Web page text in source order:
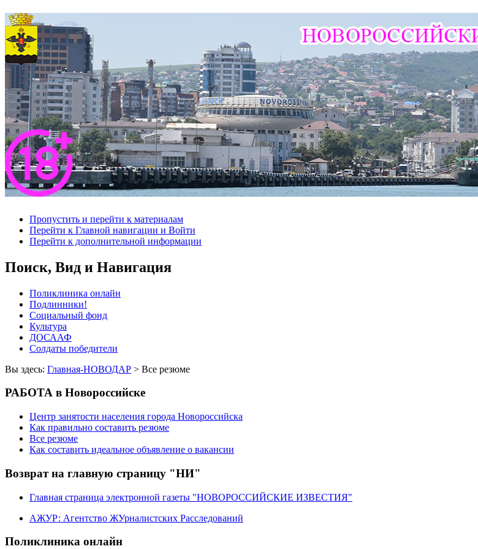
Пропустить и перейти к материалам
Перейти к Главной навигации и Войти
Перейти к дополнительной информации
Поиск, Вид и Навигация
Поликлиника онлайн
Подлинники!
Социальный фонд
Культура
ДОСААФ
Солдаты победители
Вы здесь: Главная-НОВОДАР > Все резюме
РАБОТА в Новороссийске
Центр занятости населения города Новороссийска
Как правильно составить резюме
Все резюме
Как составить идеальное объявление о вакансии
Возврат на главную страницу "НИ"
Главная страница электронной газеты "НОВОРОССИЙСКИЕ ИЗВЕСТИЯ"
АЖУР: Агентство ЖУрналистских Расследований
Поликлиника онлайн